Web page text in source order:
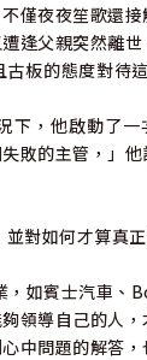
僅夜夜笙歌還接
逢父親突然離
板的態度對待
下，他啟動了
敗的主管，」他
對如何才算真
如賓士汽車、
領導自己的人，
中問題的解答，